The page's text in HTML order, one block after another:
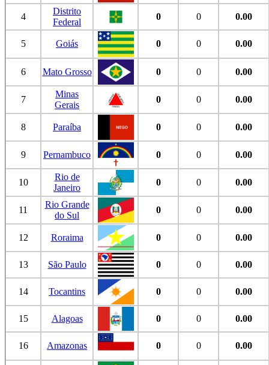
4
Distrito
Federal
0 0 0.00
5 Goiás 0 0 0.00
6 Mato Grosso 0 0 0.00
7
Minas
Gerais
0 0 0.00
8 Paraíba 0 0 0.00
9 Pernambuco 0 0 0.00
10
Rio de
Janeiro
0 0 0.00
11
Rio Grande
do Sul
0 0 0.00
12 Roraima 0 0 0.00
13 São Paulo 0 0 0.00
14 Tocantins 0 0 0.00
15 Alagoas 0 0 0.00
16 Amazonas 0 0 0.00